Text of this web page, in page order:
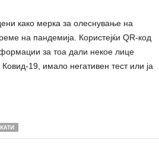
како мерка за олеснување на
на пандемија. Користејќи QR-код
за тоа дали некое лице
19, имало негативен тест или ја